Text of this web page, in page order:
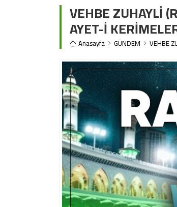
VEHBE ZUHAYLİ
AYET-İ
Anasayfa GÜNDEM VEHBE